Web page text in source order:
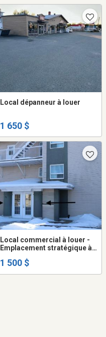
Local dépanneur à louer
1 650 $
Local commercial à louer -
Emplacement stratégique à
par mois
1 500 $